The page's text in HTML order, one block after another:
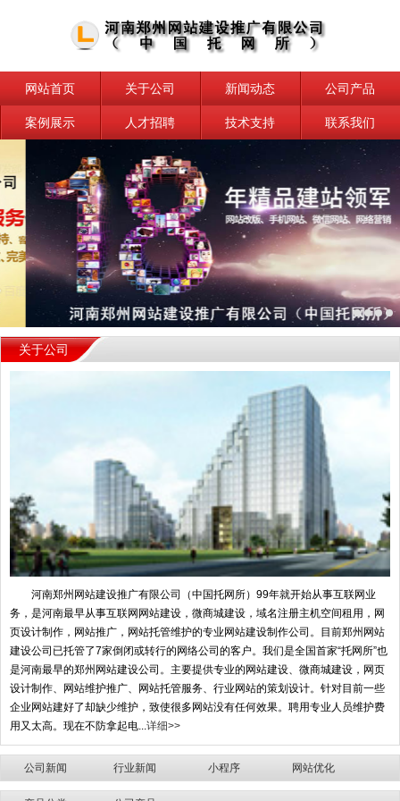
网站首页 关于公司 新闻动态 公司产品
案例展示 人才招聘 技术支持 联系我们
关于公司
河南郑州网站建设推广有限公司（中国托网所）99年就开始从事互联网业
务，是河南最早从事互联网网站建设，微商城建设，域名注册主机空间租用，网
页设计制作，网站推广，网站托管维护的专业网站建设制作公司。目前郑州网站
建设公司已托管了7家倒闭或转行的网络公司的客户。我们是全国首家“托网所”也
是河南最早的郑州网站建设公司。主要提供专业的网站建设、微商城建设，网页
设计制作、网站维护推广、网站托管服务、行业网站的策划设计。针对目前一些
企业网站建好了却缺少维护，致使很多网站没有任何效果。聘用专业人员维护费
用又太高。现在不防拿起电...详细>>
公司新闻 行业新闻 小程序 网站优化